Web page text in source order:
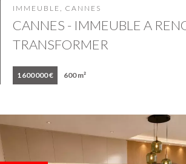
IMMEUBLE, CANNES
CANNES - IMMEUBLE A
TRANSFORMER
1 600 000 € 600 m²